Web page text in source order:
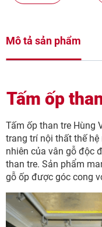
Mô tả sản phẩm
Tấm ốp
Tấm ốp than tre Hùng
trang trí nội thất thế
nhiên của vân gỗ độc
than tre. Sản phẩm
gỗ ốp được góc cong